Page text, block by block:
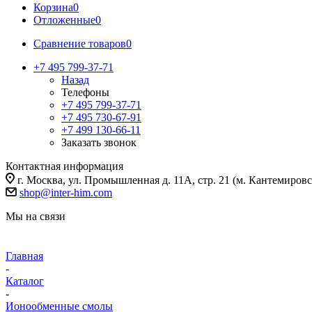
Корзина0
Отложенные0
Сравнение товаров0
+7 495 799-37-71
Назад
Телефоны
+7 495 799-37-71
+7 495 730-67-91
+7 499 130-66-11
Заказать звонок
Контактная информация
г. Москва, ул. Промышленная д. 11А, стр. 21 (м.
shop@inter-him.com
Мы на связи
Главная
-
Каталог
-
Ионообменные смолы